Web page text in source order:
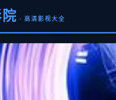
· 高清影视大全